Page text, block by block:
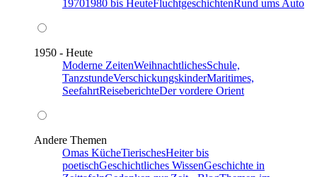
19701980 bis HeuteFluchtgeschichtenRund ums Auto
1950 - Heute
Moderne ZeitenWeihnachtlichesSchule,
TanzstundeVerschickungskinderMaritimes,
SeefahrtReiseberichteDer vordere Orient
Andere Themen
Omas KücheTierischesHeiter bis
poetischGeschichtliches WissenGeschichte in